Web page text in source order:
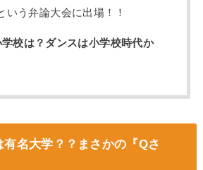
いう弁論大会に出場！！
校は？ダンスは小学校時代か
名大学？？まさかの『Qさ